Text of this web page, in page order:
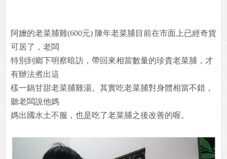
阿嬤的老菜脯雞(600元) 陳年老菜脯目前在市面上已經奇貨
可居了，老闆
特別到鄉下明察暗訪，帶回來相當數量的珍貴老菜脯，才
有辦法煮出這
樣一鍋甘甜老菜脯雞湯。其實吃老菜脯對身體相當不錯，
聽老闆說他媽
媽出國水土不服，也是吃了老菜脯之後改善的喔。